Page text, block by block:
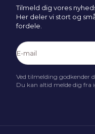
Tilmeld dig vores
Her deler vi stort og
fordele.
E-mail
Ved tilmelding godkender
Du kan altid melde dig fra